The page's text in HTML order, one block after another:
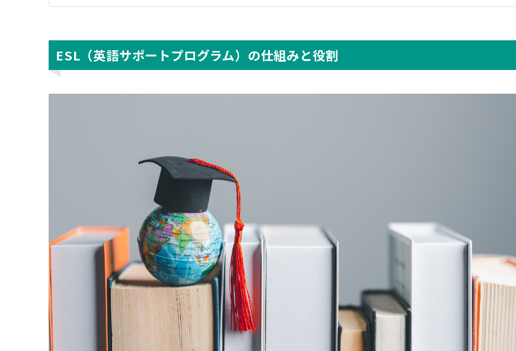
ESL（英語サポートプログラム）の仕組みと役割